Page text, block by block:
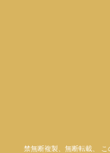
禁無断複製、無断転載、